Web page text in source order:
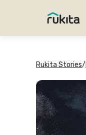
Rukita Stories/